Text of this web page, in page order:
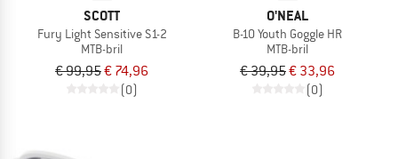
SCOTT
Fury Light Sensitive S1-2
MTB-bril
€ 99,95€ 74,96
(0)
O'NEAL
B-10 Youth Goggle HR
MTB-bril
€ 39,95€ 33,96
(0)